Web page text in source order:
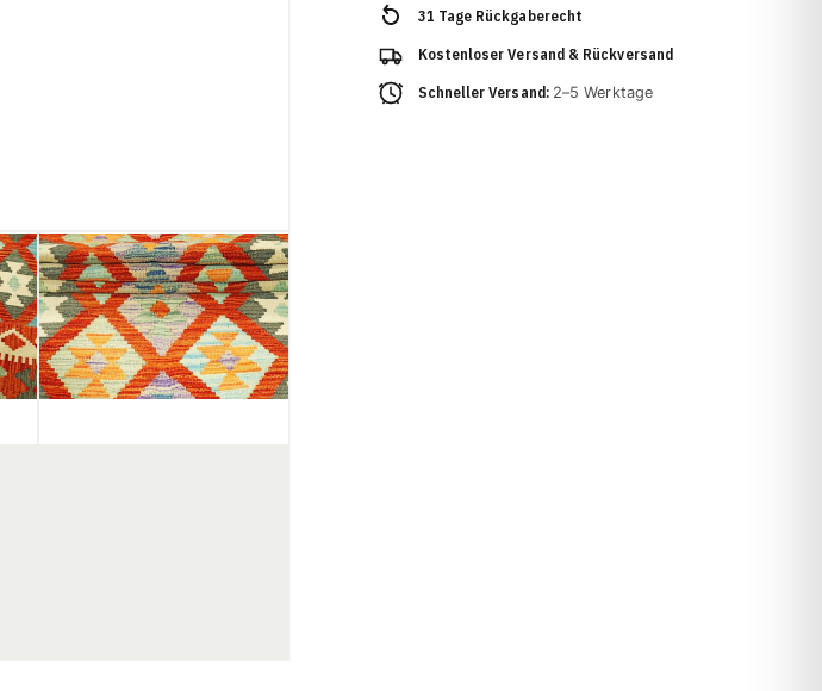
31 Tage Rückgaberecht
Kostenloser Versand & Rückversand
Schneller Versand: 2–5 Werktage